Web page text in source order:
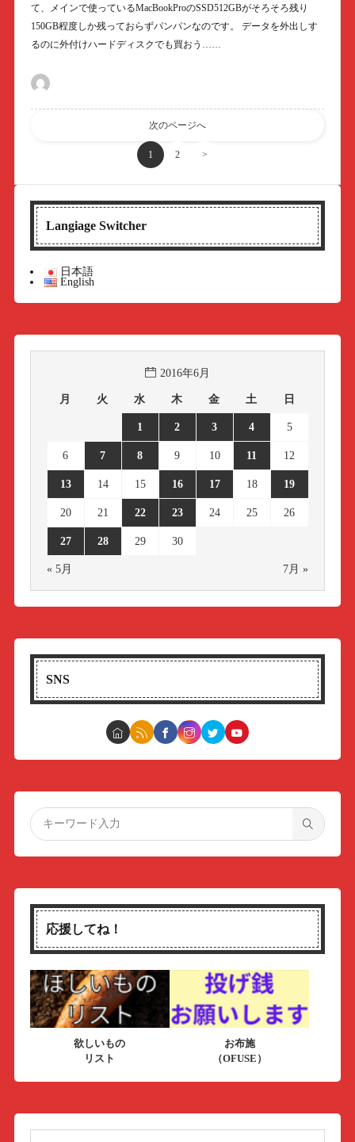
て、メインで使っているMacBookProのSSD512GBがそろそろ残り
150GB程度しか残っておらずパンパンなのです。 データを外出しす
るのに外付けハードディスクでも買おう……
次のページへ
1 2 >
Langiage Switcher
日本語
English
2016年6月
月 火 水 木 金 土 日
1 2 3 4 5
6 7 8 9 10 11 12
13 14 15 16 17 18 19
20 21 22 23 24 25 26
27 28 29 30
« 5月 7月 »
SNS
応援してね！
欲しいもの
リスト
お布施
（OFUSE）